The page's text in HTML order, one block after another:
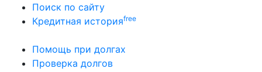
Поиск по сайту
Кредитная историяfree
Помощь при долгах
Проверка долгов